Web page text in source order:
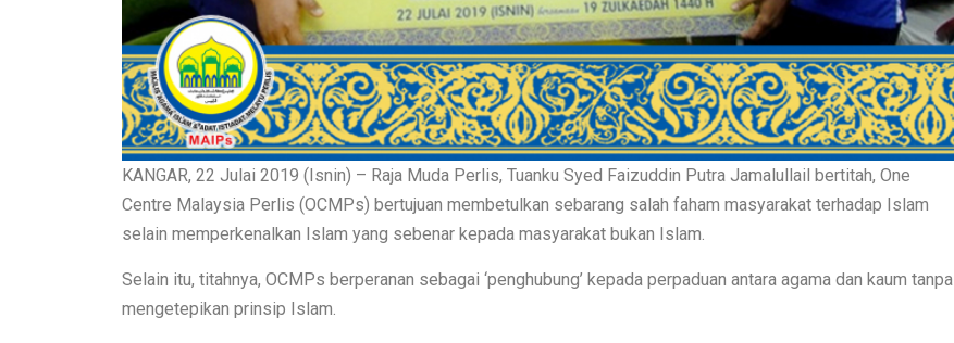
KANGAR, 22 Julai 2019 (Isnin) – Raja Muda Perlis, Tuanku Syed Faizuddin Putra Jamalullail bertitah, One
Centre Malaysia Perlis (OCMPs) bertujuan membetulkan sebarang salah faham masyarakat terhadap Islam
selain memperkenalkan Islam yang sebenar kepada masyarakat bukan Islam.
Selain itu, titahnya, OCMPs berperanan sebagai ‘penghubung’ kepada perpaduan antara agama dan kaum tanpa
mengetepikan prinsip Islam.